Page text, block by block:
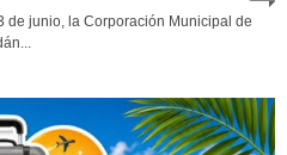
de junio, la Corporación Municipal de